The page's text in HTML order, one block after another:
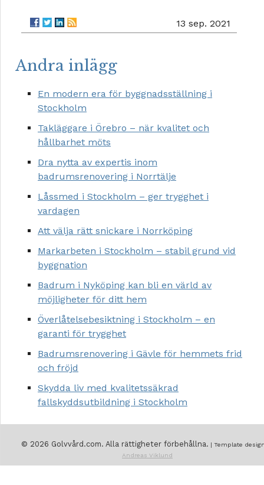
13 sep. 2021
Andra inlägg
En modern era för byggnadsställning i
Stockholm
Takläggare i Örebro – när kvalitet och
hållbarhet möts
Dra nytta av expertis inom
badrumsrenovering i Norrtälje
Låssmed i Stockholm – ger trygghet i
vardagen
Att välja rätt snickare i Norrköping
Markarbeten i Stockholm – stabil grund vid
byggnation
Badrum i Nyköping kan bli en värld av
möjligheter för ditt hem
Överlåtelsebesiktning i Stockholm – en
garanti för trygghet
Badrumsrenovering i Gävle för hemmets frid
och fröjd
Skydda liv med kvalitetssäkrad
fallskyddsutbildning i Stockholm
© 2026 Golvvård.com. Alla rättigheter förbehållna. | Template
Andreas Viklund